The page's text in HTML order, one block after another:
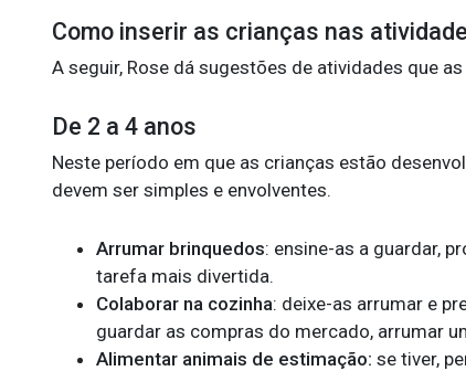
Como inserir as crianças nas
A seguir, Rose dá sugestões de atividades que
De 2 a 4 anos
Neste período em que as crianças estão
devem ser simples e envolventes.
Arrumar brinquedos: ensine-as a guardar,
tarefa mais divertida.
Colaborar na cozinha: deixe-as arrumar e
guardar as compras do mercado, arrumar
Alimentar animais de estimação: se tiver,